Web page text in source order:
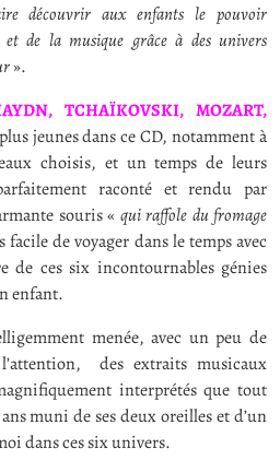
découvrir aux enfants le pouvoir
de la musique grâce à des univers
».
TCHAÏKOVSKI, MOZART,
jeunes dans ce CD, notamment à
choisis, et un temps de leurs
raconté et rendu par
souris « qui raffole du fromage
facile de voyager dans le temps avec
de ces six incontournables génies
enfant.
menée, avec un peu de
des extraits musicaux
interprétés que tout
muni de ses deux oreilles et d’un
dans ces six univers.